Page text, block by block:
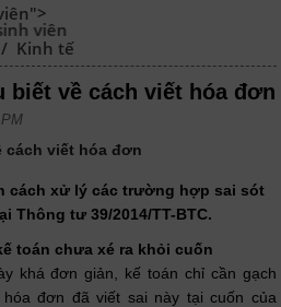
viên
/ Kinh tế
biết về cách viết hóa đơn
cách viết hóa đơn
cách xử lý các trường hợp sai sót
Thông tư 39/2014/TT-BTC.
toán chưa xé ra khỏi cuốn
khá đơn giản, kế toán chỉ cần gạch
đơn đã viết sai này tại cuốn của